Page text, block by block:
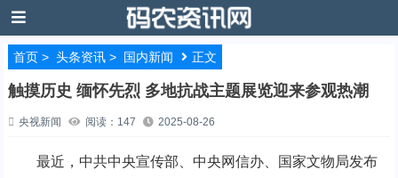
首页> 头条资讯> 国内新闻 正文
触摸历史 缅怀先烈 多地抗战主题展览迎来参观热潮
央视新闻 阅读：147 2025-08-26
最近，中共中央宣传部、中央网信办、国家文物局发布